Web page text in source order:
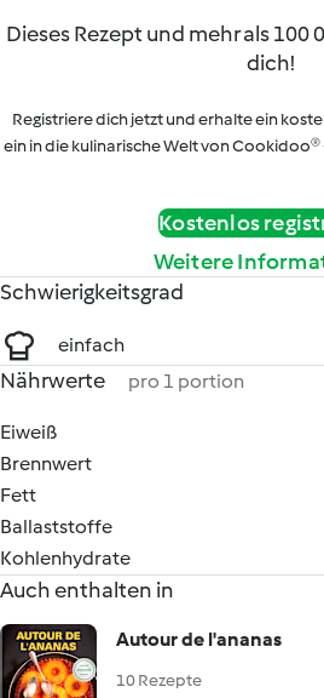
Dieses Rezept und mehr als
dich!
Registriere dich jetzt und erhalte ein
ein in die kulinarische Welt von
Kostenlos
Weitere
Schwierigkeitsgrad
einfach
Nährwerte pro 1 portion
Eiweiß
Brennwert
Fett
Ballaststoffe
Kohlenhydrate
Auch enthalten in
Autour de l'ananas
10 Rezepte